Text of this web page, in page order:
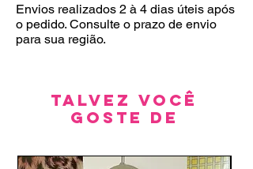
Envios realizados 2 à 4 dias úteis após
o pedido. Consulte o prazo de envio
para sua região.
Talvez você
goste de